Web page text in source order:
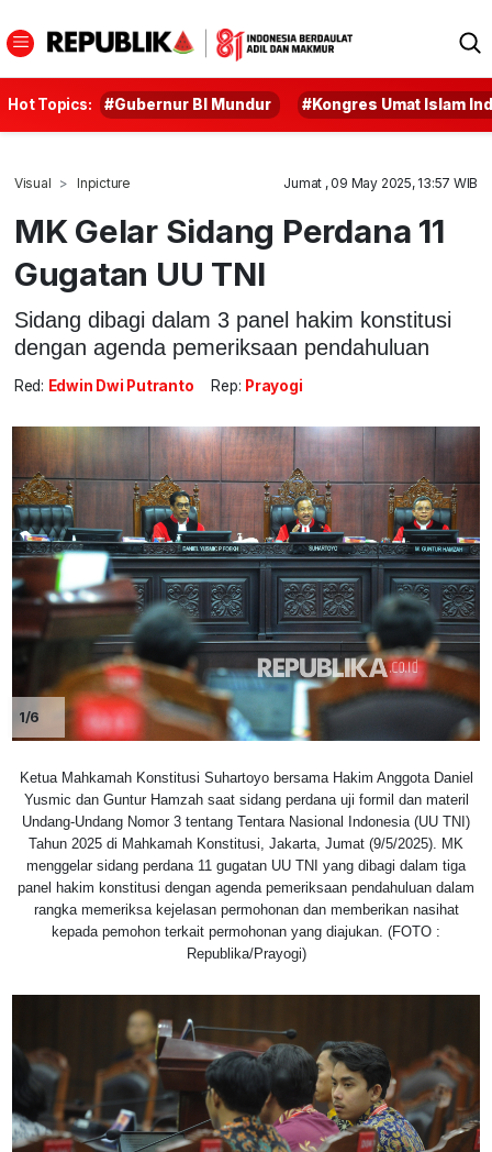
Hot Topics: #Gubernur BI Mundur #Kongres Umat Islam
Visual Inpicture Jumat , 09 May 2025, 13:57 WIB
MK Gelar Sidang Perdana 11
Gugatan UU TNI
Sidang dibagi dalam 3 panel hakim konstitusi
dengan agenda pemeriksaan pendahuluan
Red: Edwin Dwi Putranto Rep: Prayogi
1/6
Ketua Mahkamah Konstitusi Suhartoyo bersama Hakim Anggota Daniel
Yusmic dan Guntur Hamzah saat sidang perdana uji formil dan materil
Undang-Undang Nomor 3 tentang Tentara Nasional Indonesia (UU TNI)
Tahun 2025 di Mahkamah Konstitusi, Jakarta, Jumat (9/5/2025). MK
menggelar sidang perdana 11 gugatan UU TNI yang dibagi dalam tiga
panel hakim konstitusi dengan agenda pemeriksaan pendahuluan dalam
rangka memeriksa kejelasan permohonan dan memberikan nasihat
kepada pemohon terkait permohonan yang diajukan. (FOTO :
Republika/Prayogi)